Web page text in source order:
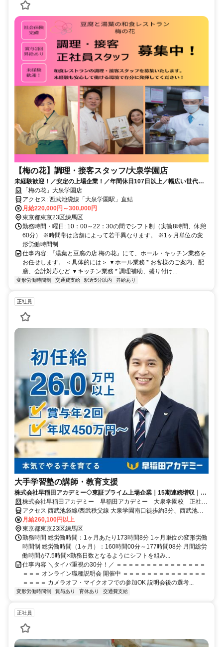
【梅の花】調理・接客スタッフ/大泉学園店
未経験歓迎！／安定の上場企業！／年間休日107日以上／幅広い世代の
方たちが活躍中！
「梅の花」大泉学園店
アクセス: 西武池袋線「大泉学園駅」直結
月給220,000円～300,000円
東京都東京23区練馬区
勤務時間・曜日: 10：00～22：30の間でシフト制（実働8時間、休憩
60分） ※時間帯は店舗によって若干異なります。 ※1ヶ月単位の変
形労働時間制
仕事内容: 『湯葉と豆腐の店 梅の花』にて、ホール・キッチン業務を
お任せします。 ＜具体的には＞ ▼ホール業務 * お客様のご案内、配
膳、会計対応など ▼キッチン業務 * 調理補助、盛り付け...
変形労働時間制 交通費支給 駅近5分以内 昇給あり
正社員
大手学習塾の講師・教育支援
株式会社早稲田アカデミー◇東証プライム上場企業｜15期連続増収｜本
気でやる子を育てる
株式会社早稲田アカデミー 早稲田アカデミー 大泉学園校 正社員
(講師職)
アクセス 西武池袋線/西武秩父線 大泉学園南口徒歩約3分、西武池袋
線/西武有楽町線 保谷北口徒歩約22分、西武池袋線/西武有楽町線 石神
井公園西口徒歩約25分
月給260,100円以上
東京都東京23区練馬区
勤務時間 総労働時間：1ヶ月あたり173時間8分 1ヶ月単位の変形労働
時間制 総労働時間（1ヶ月）：160時間00分～177時間08分 月間総労
働時間が7.5時間×勤務日数となるようにシフトを組み...
仕事内容 ＼タイパ重視の30分！／ ＝＝＝＝＝＝＝＝＝＝＝＝＝＝＝
＝＝＝ オンライン職種説明会 開催中 ＝＝＝＝＝＝＝＝＝＝＝＝＝＝
＝＝＝＝ カメラオフ・マイクオフでの参加OK 説明会後の選考...
変形労働時間制 賞与あり 育休あり 交通費支給
正社員